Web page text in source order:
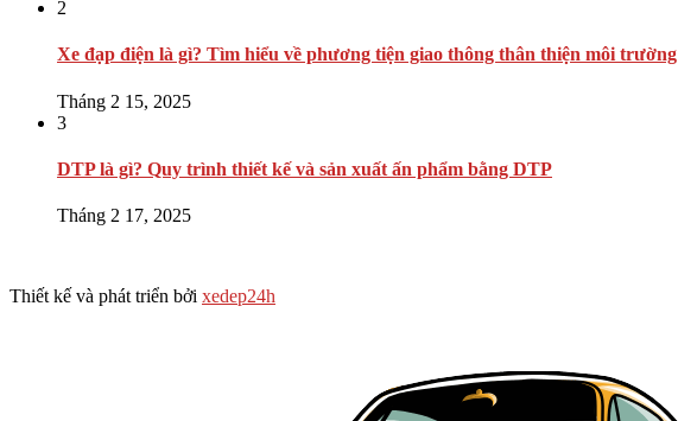
2
Xe đạp điện là gì? Tìm hiểu về phương tiện giao thông thân thiện môi trường
Tháng 2 15, 2025
3
DTP là gì? Quy trình thiết kế và sản xuất ấn phẩm bằng DTP
Tháng 2 17, 2025
Thiết kế và phát triển bởi xedep24h